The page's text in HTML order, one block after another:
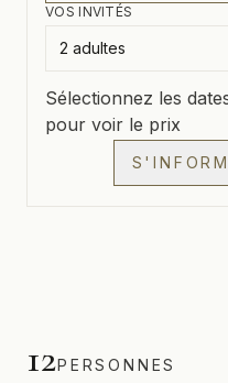
VOS INVITÉS
2 adultes
Sélectionnez les
pour voir le prix
12PERSONNES